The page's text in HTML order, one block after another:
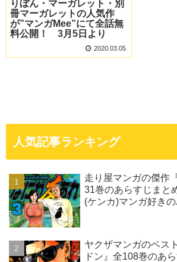
りぼん・マーガレット・別
冊マーガレットの人気作
が”マンガMee”にて全話無
料公開！ 3月5日より
2020.03.05
人気記事ランキング
走り屋マンガの傑作
31巻のあらすじま
(ケンカ)マンガ好きの
ヤクザマンガのベス
ドン』全108巻のあ